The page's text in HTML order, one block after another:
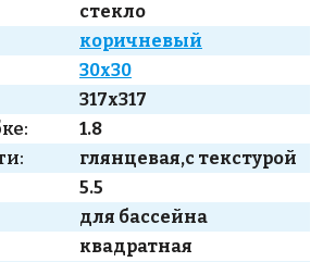
стекло
коричневый
30x30
317x317
1.8
глянцевая,с текстурой
5.5
для бассейна
квадратная